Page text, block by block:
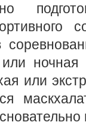
ночная
или